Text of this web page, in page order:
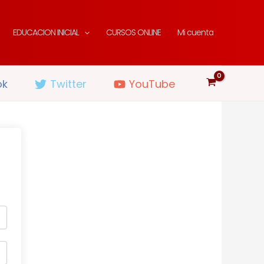
EDUCACION INICIAL CURSOS ONLINE Mi cuenta
Twitter YouTube